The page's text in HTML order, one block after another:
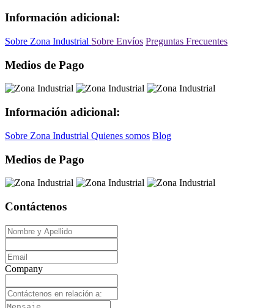
Información adicional:
Sobre Zona Industrial Sobre Envíos Preguntas Frecuentes
Medios de Pago
Información adicional:
Sobre Zona Industrial Quienes somos Blog
Medios de Pago
Contáctenos
Company